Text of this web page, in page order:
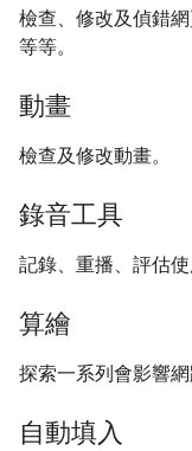
檢查、修改及偵錯
等等。
動畫
檢查及修改動畫。
錄音工具
記錄、重播、評估
算繪
探索一系列會影響網
自動填入